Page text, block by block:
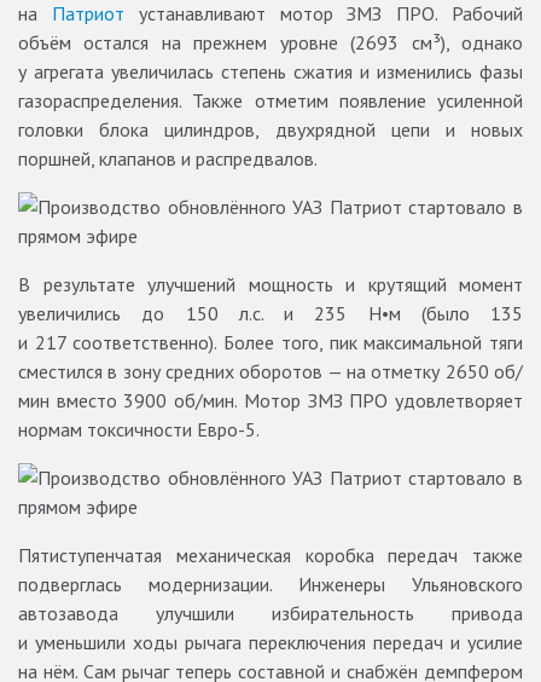
на Патриот устанавливают мотор ЗМЗ ПРО. Рабочий
объём остался на прежнем уровне (2693 см³), однако
у агрегата увеличилась степень сжатия и изменились фазы
газораспределения. Также отметим появление усиленной
головки блока цилиндров, двухрядной цепи и новых
поршней, клапанов и распредвалов.
В результате улучшений мощность и крутящий момент
увеличились до 150 л.с. и 235 Н•м (было 135
и 217 соответственно). Более того, пик максимальной тяги
сместился в зону средних оборотов — на отметку 2650 об/
мин вместо 3900 об/мин. Мотор ЗМЗ ПРО удовлетворяет
нормам токсичности Евро-5.
Пятиступенчатая механическая коробка передач также
подверглась модернизации. Инженеры Ульяновского
автозавода улучшили избирательность привода
и уменьшили ходы рычага переключения передач и усилие
на нём. Сам рычаг теперь составной и снабжён демпфером